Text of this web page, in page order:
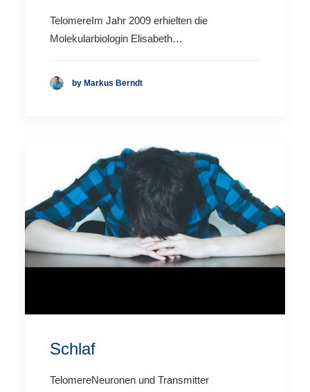
TelomereIm Jahr 2009 erhielten die
Molekularbiologin Elisabeth…
by Markus Berndt
Schlaf
TelomereNeuronen und Transmitter